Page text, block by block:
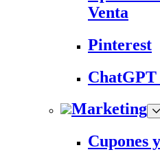
Venta
Pinterest
ChatGPT
Marketing
Cupones